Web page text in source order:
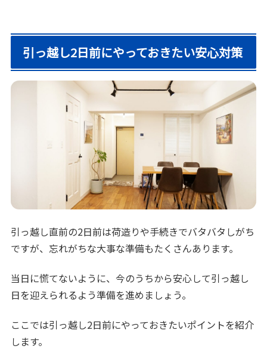
引っ越し2日前にやっておきたい安心対策
引っ越し直前の2日前は荷造りや手続きでバタバタしがち
ですが、忘れがちな大事な準備もたくさんあります。
当日に慌てないように、今のうちから安心して引っ越し
日を迎えられるよう準備を進めましょう。
ここでは引っ越し2日前にやっておきたいポイントを紹介
します。